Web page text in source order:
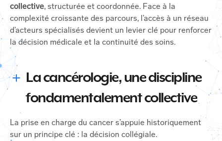
collective, structurée et coordonnée. Face à la
complexité croissante des parcours, l’accès à un réseau
d’acteurs spécialisés devient un levier clé pour renforcer
la décision médicale et la continuité des soins.
La cancérologie, une discipline
fondamentalement collective
La prise en charge du cancer s’appuie historiquement
sur un principe clé : la décision collégiale.